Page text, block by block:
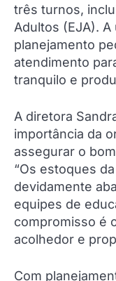
três turnos,
Adultos (EJA).
planejamento
atendimento
tranquilo e
A diretora
importância da
assegurar o
“Os estoques
devidamente
equipes de
compromisso é
acolhedor e
Com